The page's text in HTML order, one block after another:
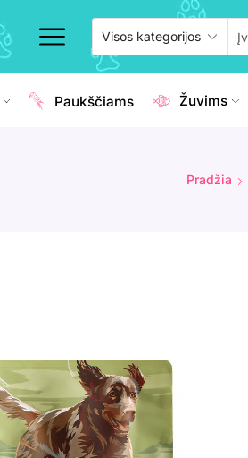
Paukščiams Žuvims
Pradžia